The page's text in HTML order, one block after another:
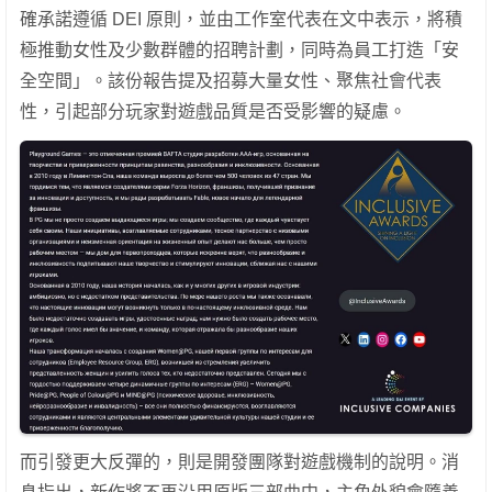
確承諾遵循 DEI 原則，並由工作室代表在文中表示，將積
極推動女性及少數群體的招聘計劃，同時為員工打造「安
全空間」。該份報告提及招募大量女性、聚焦社會代表
性，引起部分玩家對遊戲品質是否受影響的疑慮。
而引發更大反彈的，則是開發團隊對遊戲機制的說明。消